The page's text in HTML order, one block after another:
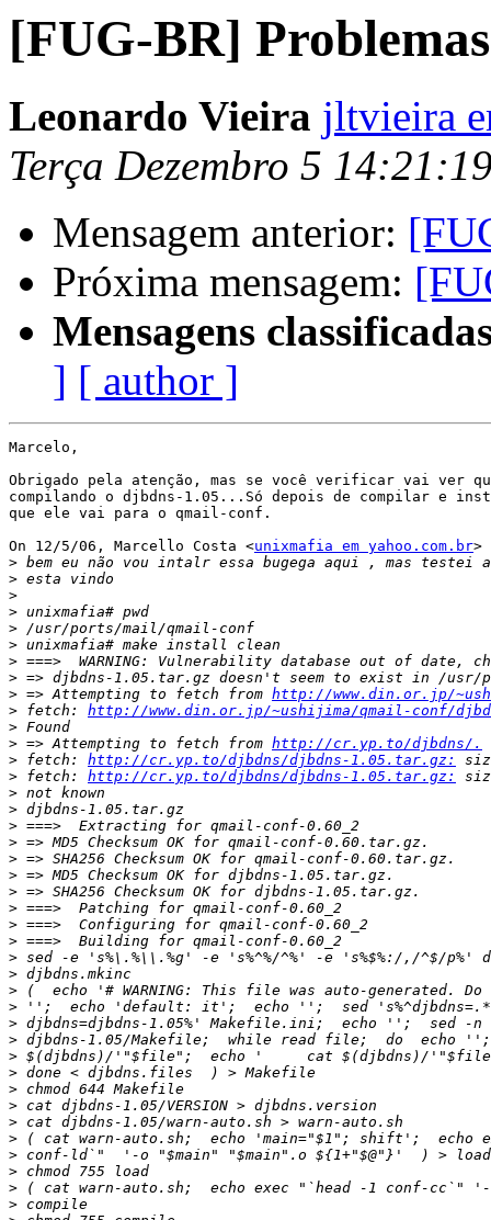
[FUG-BR]
Leonardo Vieira jltvieira
Terça Dezembro 5
Mensagem anterior:
Próxima mensagem:
Mensagens
] [ author ]
Marcelo,
Obrigado pela atenção, mas se você verificar vai ver
compilando o djbdns-1.05...Só depois de compilar e
que ele vai para o qmail-conf.
On 12/5/06, Marcello Costa <unixmafia em yahoo.com.br>
>
>
>
>
>
>
>
>
> => Attempting to fetch from http://www.din.or.jp/
> fetch: http://www.din.or.jp/~ushijima/qmail-conf/
>
> => Attempting to fetch from http://cr.yp.to/djbdns/.
> fetch: http://cr.yp.to/djbdns/djbdns-1.05.tar.gz:
> fetch: http://cr.yp.to/djbdns/djbdns-1.05.tar.gz:
>
>
>
>
>
>
>
>
>
>
>
>
>
>
>
>
>
>
>
>
>
>
>
>
>
>